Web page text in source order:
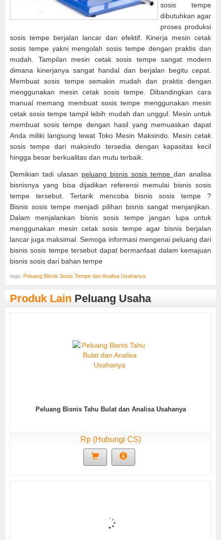
sosis tempe
dibutuhkan agar
proses produksi
sosis tempe berjalan lancar dan efektif. Kinerja mesin cetak
sosis tempe yakni mengolah sosis tempe dengan praktis dan
mudah. Tampilan mesin cetak sosis tempe sangat modern
dimana kinerjanya sangat handal dan berjalan begitu cepat.
Membuat sosis tempe semakin mudah dan praktis dengan
menggunakan mesin cetak sosis tempe. Dibandingkan cara
manual memang membuat sosis tempe menggunakan mesin
cetak sosis tempe tampil lebih mudah dan unggul. Mesin untuk
membuat sosis tempe dengan hasil yang memuaskan dapat
Anda miliki langsung lewat Toko Mesin Maksindo. Mesin cetak
sosis tempe dari maksindo tersedia dengan kapasitas kecil
hingga besar berkualitas dan mutu terbaik.
Demikian tadi ulasan peluang bisnis sosis tempe dan analisa
bisnisnya yang bisa dijadikan referensi memulai bisnis sosis
tempe tersebut. Tertarik mencoba bisnis sosis tempe ?
Bisnis sosis tempe menjadi pilihan bisnis sangat menjanjikan.
Dalam menjalankan bisnis sosis tempe jangan lupa untuk
menggunakan mesin cetak sosis tempe agar bisnis berjalan
lancar juga maksimal. Semoga informasi mengenai peluang dari
bisnis sosis tempe tersebut dapat bermanfaat dalam kemajuan
bisnis sosis dari bahan tempe
tags: Peluang Bisnis Sosis Tempe dan Analisa Usahanya
Produk Lain Peluang Usaha
Peluang Bisnis Tahu Bulat dan Analisa Usahanya
Rp (Hubungi CS)